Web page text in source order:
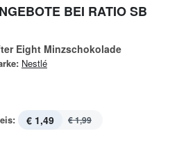
BEI RATIO SB
Eight Minzschokolade
Nestlé
€ 1,49 € 1,99